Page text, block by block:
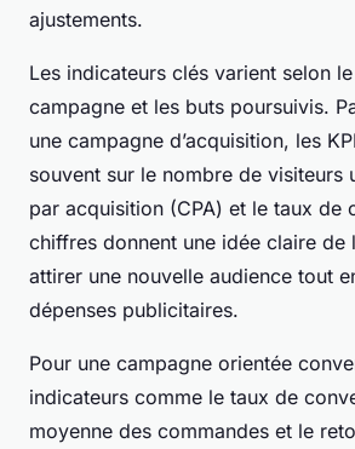
ajustements.
Les indicateurs clés varient selon
campagne et les buts poursuivis.
une campagne d’acquisition, les
souvent sur le nombre de visiteurs
par acquisition (CPA) et le taux de
chiffres donnent une idée claire de
attirer une nouvelle audience tout
dépenses publicitaires.
Pour une campagne orientée
indicateurs comme le taux de
moyenne des commandes et le